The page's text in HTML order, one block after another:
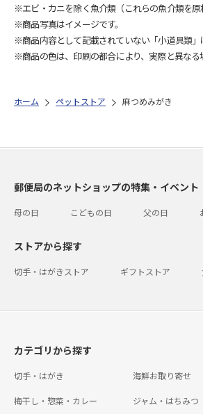
※エビ・カニを除く魚介類（これらの魚介類を
※商品写真はイメージです。
※商品内容として記載されていない「小道具類」
※商品の色は、印刷の都合により、実際と異なる
ホーム ペットストア 麻つめみがき
郵便局のネットショップの特集・イベント
母の日 こどもの日 父の日
ストアから探す
切手・はがきストア ギフトストア
カテゴリから探す
切手・はがき 海鮮お取り寄せ
梅干し・惣菜・カレー ジャム・はちみつ